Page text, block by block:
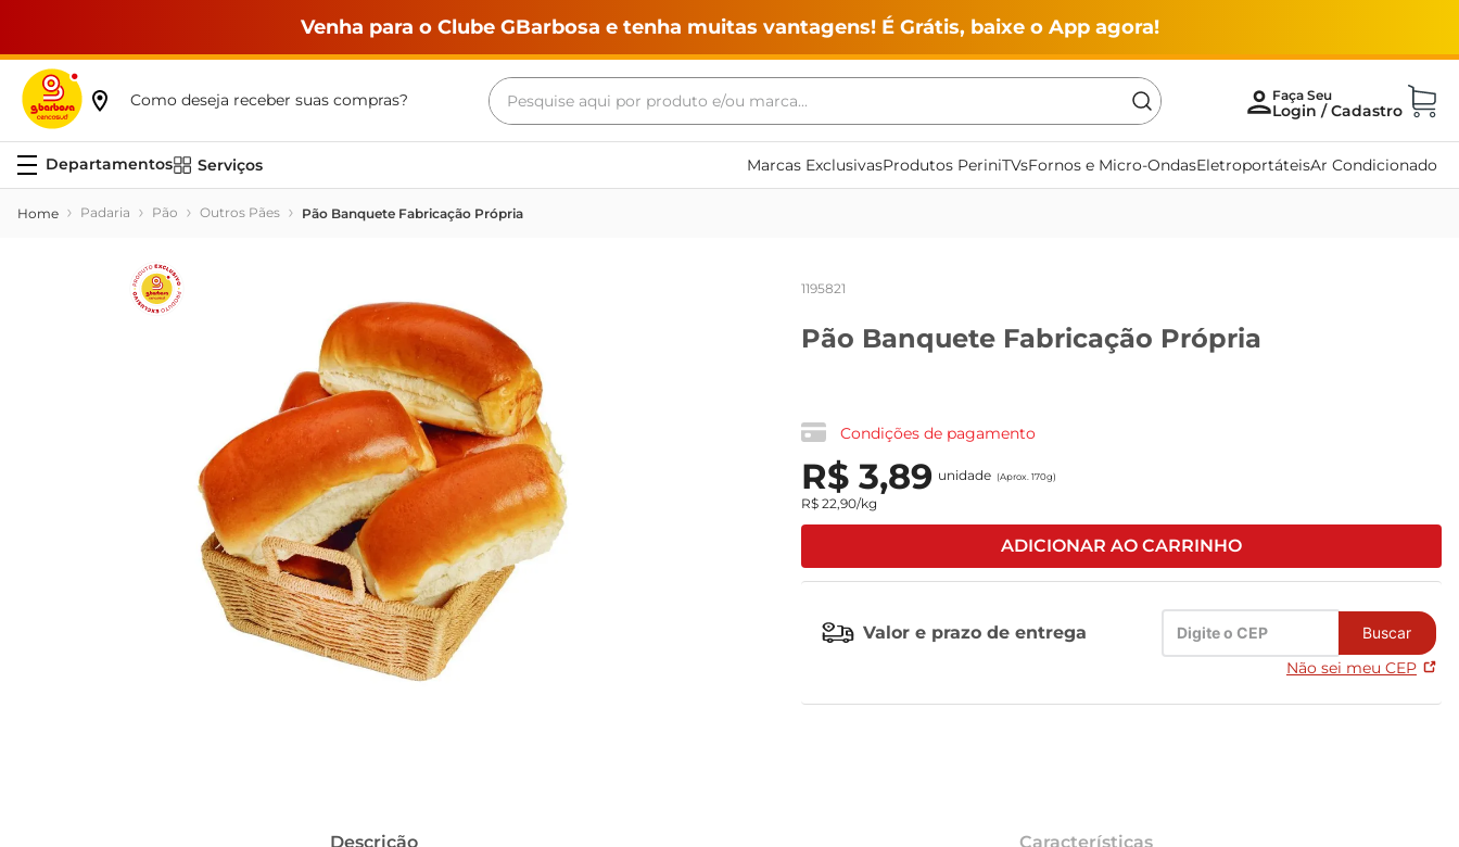
Venha para o Clube GBarbosa e tenha muitas vantagens! É Grátis, baixe o App agora!
Como deseja receber suas compras?
Pesquise aqui por produto e/ou marca...
Serviços Marcas ExclusivasProdutos PeriniTVsFornos e Micro-OndasEletroportáteisAr Condicionado
Padaria Pão Outros Pães Pão Banquete Fabricação Própria
1195821
Pão Banquete Fabricação Própria
Condições de pagamento
R$ 3,89 unidade (Aprox. 170g)
R$ 22,90/kg
ADICIONAR AO CARRINHO
Valor e prazo de entrega Buscar
Não sei meu CEP
Descrição Características
Termos mais buscados
frango
leite
vinho
leite pó
tv